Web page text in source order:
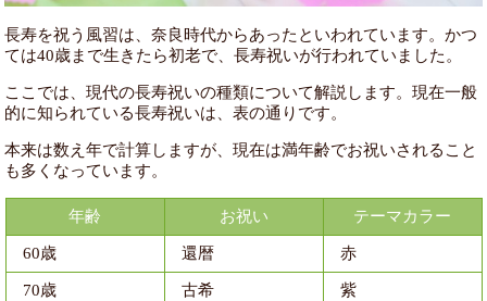
長寿を祝う風習は、奈良時代からあったといわれています。かつ
ては40歳まで生きたら初老で、長寿祝いが行われていました。
ここでは、現代の長寿祝いの種類について解説します。現在一般
的に知られている長寿祝いは、表の通りです。
本来は数え年で計算しますが、現在は満年齢でお祝いされること
も多くなっています。
年齢 お祝い テーマカラー
60歳 還暦 赤
70歳 古希 紫